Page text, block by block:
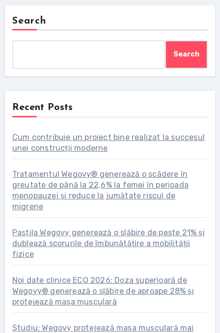
Search
Search
Recent Posts
Cum contribuie un proiect bine realizat la succesul
unei construcții moderne
Tratamentul Wegovy® generează o scădere în
greutate de până la 22,6% la femei în perioada
menopauzei și reduce la jumătate riscul de
migrene
Pastila Wegovy generează o slăbire de peste 21% și
dublează scorurile de îmbunătățire a mobilității
fizice
Noi date clinice ECO 2026: Doza superioară de
Wegovy® generează o slăbire de aproape 28% și
protejează masa musculară
Studiu: Wegovy protejează masa musculară mai